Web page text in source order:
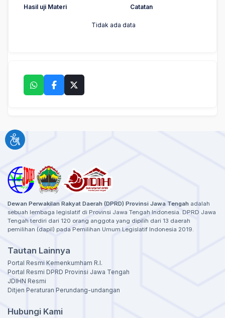
Hasil uji Materi Catatan
Tidak ada data
Dewan Perwakilan Rakyat Daerah (DPRD) Provinsi Jawa Tengah adalah
sebuah lembaga legislatif di Provinsi Jawa Tengah Indonesia. DPRD Jawa
Tengah terdiri dari 120 orang anggota yang dipilih dari 13 daerah
pemilihan (dapil) pada Pemilihan Umum Legislatif Indonesia 2019.
Tautan Lainnya
Portal Resmi Kemenkumham R.I.
Portal Resmi DPRD Provinsi Jawa Tengah
JDIHN Resmi
Ditjen Peraturan Perundang-undangan
Hubungi Kami